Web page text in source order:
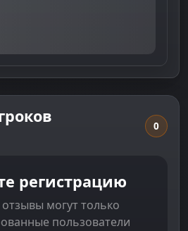
0
регистрацию
могут только
пользователи